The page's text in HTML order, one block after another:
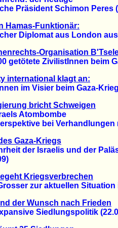
Präsident Schimon Peres
Hamas-Funktionär:
Diplomat aus London
Organisation
getötete ZivilistInnen beim
international klagt an:
im Visier beim Gaza-Krieg
bricht Schweigen
Atombombe
bei Verhandlungen
Gaza-Kriegs
der Israelis und der
Kriegsverbrechen
zur aktuellen Situation
der Wunsch nach Frieden
Siedlungspolitik